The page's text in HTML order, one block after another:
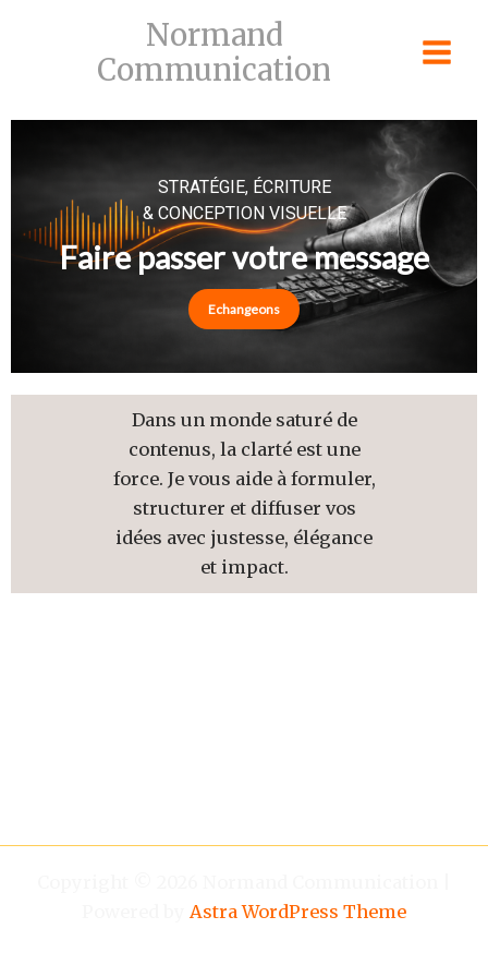
Normand
Communication
STRATÉGIE, ÉCRITURE
& CONCEPTION VISUELLE
Faire passer votre message
Echangeons
Dans un monde saturé de
contenus, la clarté est une
force. Je vous aide à formuler,
structurer et diffuser vos
idées avec justesse, élégance
et impact.
Astra WordPress Theme